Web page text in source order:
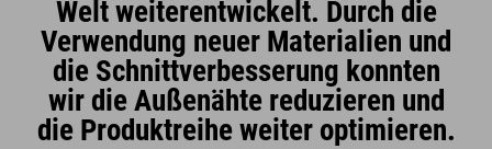
Welt weiterentwickelt. Durch die
Verwendung neuer Materialien und
die Schnittverbesserung konnten
wir die Außenähte reduzieren und
die Produktreihe weiter optimieren.